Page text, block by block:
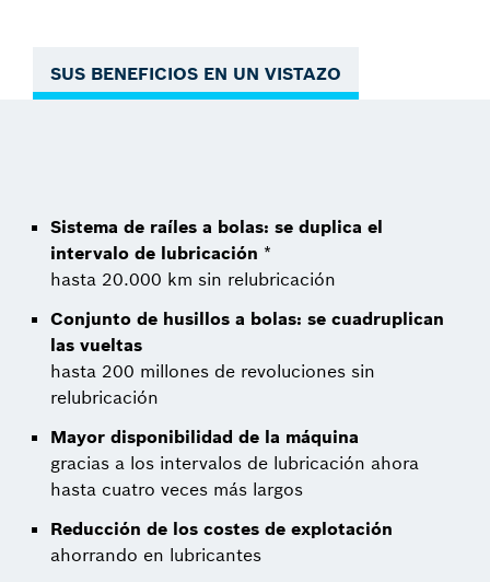
SUS BENEFICIOS EN UN VISTAZO
Sistema de raíles a bolas: se duplica el
intervalo de lubricación *
hasta 20.000 km sin relubricación
Conjunto de husillos a bolas: se cuadruplican
las vueltas
hasta 200 millones de revoluciones sin
relubricación
Mayor disponibilidad de la máquina
gracias a los intervalos de lubricación ahora
hasta cuatro veces más largos
Reducción de los costes de explotación
ahorrando en lubricantes